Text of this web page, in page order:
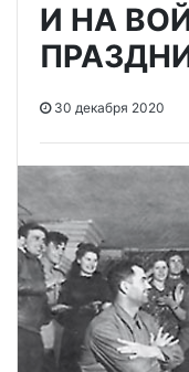
И НА
30 декабря 2020